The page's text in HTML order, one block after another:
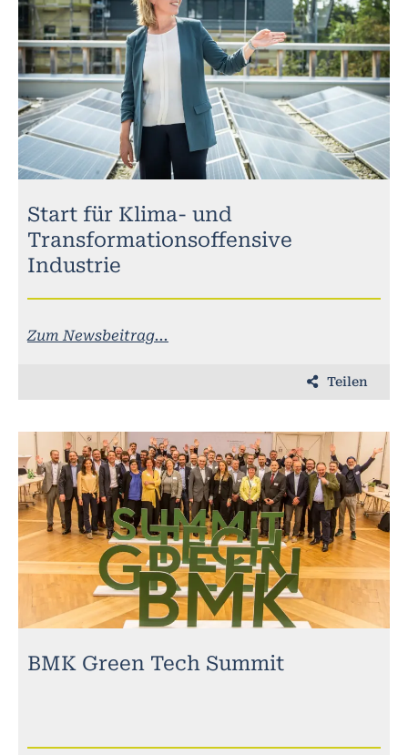
Start für Klima- und
Transformationsoffensive
Industrie
Zum Newsbeitrag...
Teilen
BMK Green Tech Summit